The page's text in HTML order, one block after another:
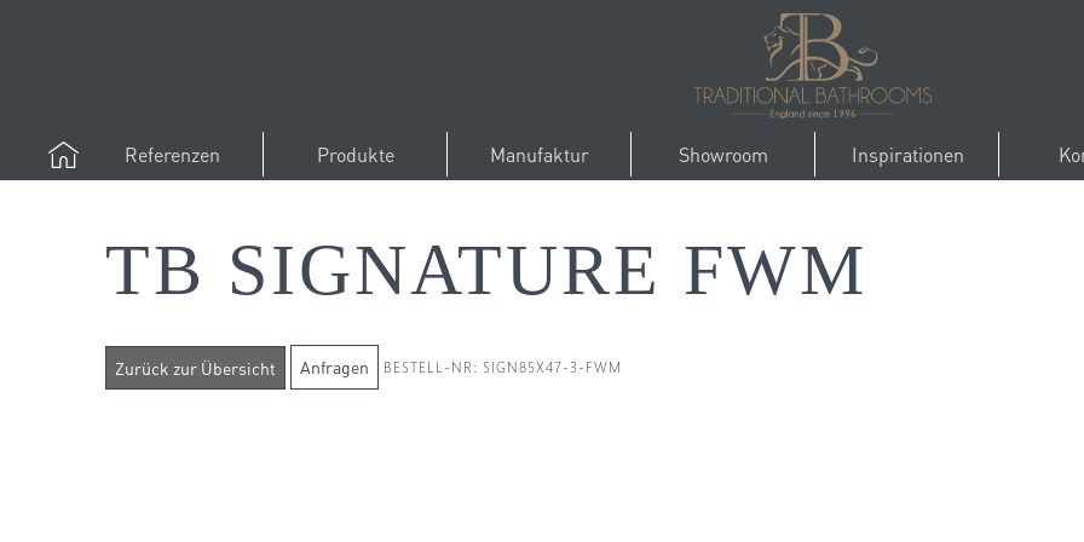
Referenzen Produkte Manufaktur Showroom Inspirationen
TB SIGNATURE FWM
Anfragen BESTELL-NR: SIGN85X47-3-FWM